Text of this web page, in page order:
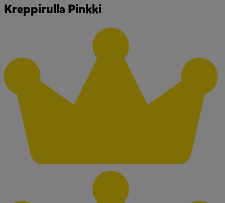
Kreppirulla Pinkki